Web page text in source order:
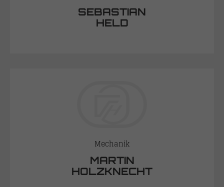
SEBASTIAN
HELD
Mechanik
MARTIN
HOLZKNECHT